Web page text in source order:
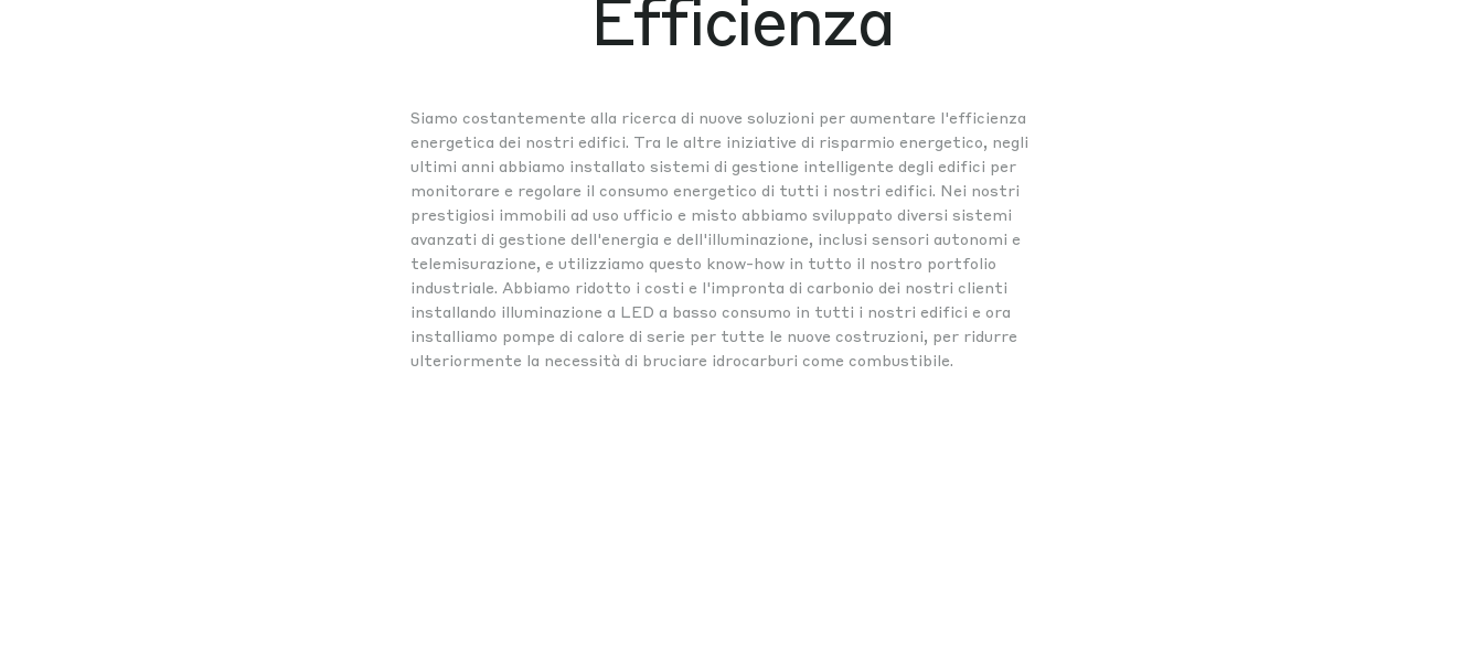
Efficienza
Siamo costantemente alla ricerca di nuove soluzioni per aumentare l'efficienza
energetica dei nostri edifici. Tra le altre iniziative di risparmio energetico, negli
ultimi anni abbiamo installato sistemi di gestione intelligente degli edifici per
monitorare e regolare il consumo energetico di tutti i nostri edifici. Nei nostri
prestigiosi immobili ad uso ufficio e misto abbiamo sviluppato diversi sistemi
avanzati di gestione dell'energia e dell'illuminazione, inclusi sensori autonomi e
telemisurazione, e utilizziamo questo know-how in tutto il nostro portfolio
industriale. Abbiamo ridotto i costi e l'impronta di carbonio dei nostri clienti
installando illuminazione a LED a basso consumo in tutti i nostri edifici e ora
installiamo pompe di calore di serie per tutte le nuove costruzioni, per ridurre
ulteriormente la necessità di bruciare idrocarburi come combustibile.